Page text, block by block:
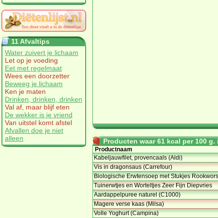
11 Afvaltips
Water zuivert je lichaam
Let op je voeding
Eet met regelmaat
Wees een doorzetter
Beweeg je lichaam
Ken je maten
Drinken, drinken, drinken
Val af, maar blijf eten
De wekker is je vriend
Van uitstel komt afstel
Afvallen doe je niet
alleen
Producten waar 61 kcal per 100
Productnaam
Kabeljauwfilet, provencaals (Aldi)
Vis in dragonsaus (Carrefour)
Biologische Erwtensoep met Stukjes
Tuinerwtjes en Worteltjes Zeer Fijn Diepvries
Aardappelpuree naturel (C1000)
Magere verse kaas (Milsa)
Volle Yoghurt (Campina)